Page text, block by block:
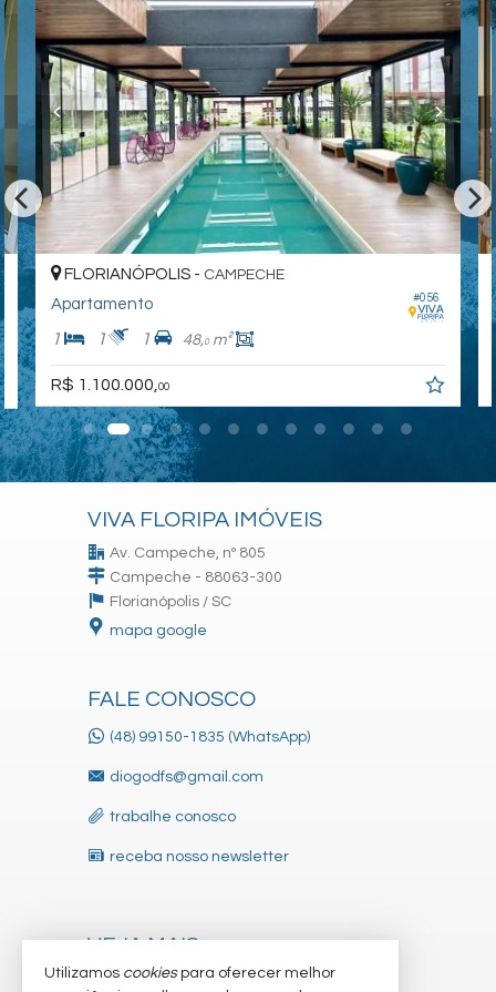
#056
FLORIANÓPOLIS - CAMPECHE
Apartamento
1 1 1 48,0m²
R$ 1.100.000, 00
VIVA FLORIPA IMÓVEIS
Av. Campeche, nº 805
Campeche - 88063-300
Florianópolis / SC
mapa google
FALE CONOSCO
(48) 99150-1835 (WhatsApp)
diogodfs@gmail.com
trabalhe conosco
receba nosso newsletter
VEJA MAIS
indicadores financeiros
Utilizamos cookiespara oferecer melhor